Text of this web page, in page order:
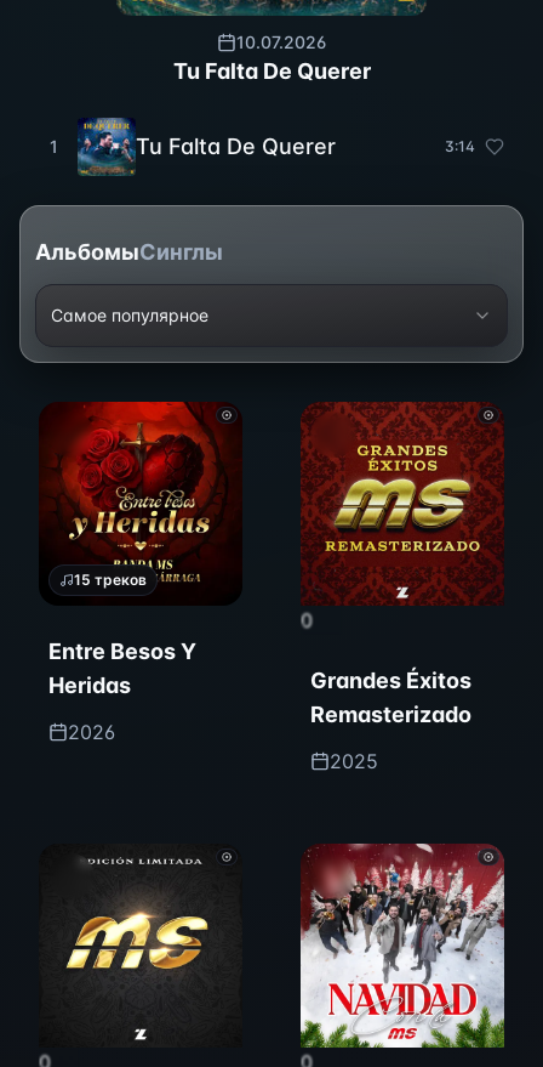
10.07.2026
Tu Falta De Querer
1 Tu Falta De Querer 3:14
АльбомыСинглы
Самое популярное
15 треков
Entre Besos Y
Heridas
2026
0
Grandes Éxitos
Remasterizado
2025
0 0